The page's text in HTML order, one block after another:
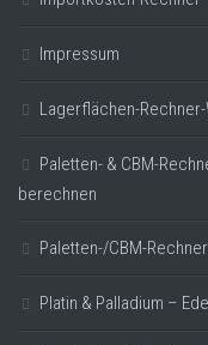
Impressum
Lagerflächen-
Paletten- & CBM-
berechnen
Paletten-/CBM-
Platin & Palladium –